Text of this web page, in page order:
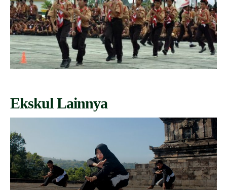
Ekskul Lainnya